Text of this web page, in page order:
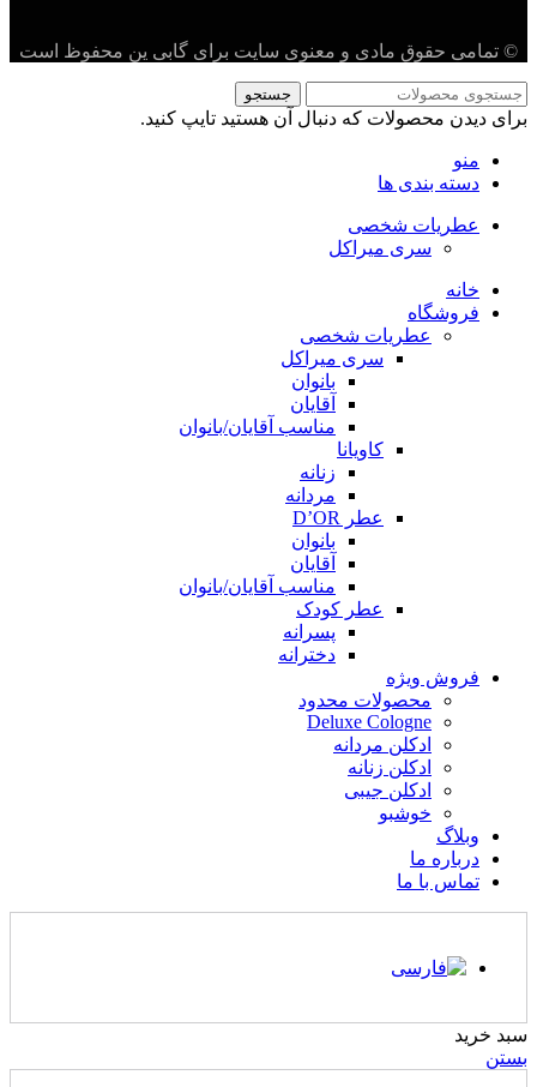
© تمامی حقوق مادی و معنوی سایت برای گابی ین محفوظ است
جستجو
برای دیدن محصولات که دنبال آن هستید تایپ کنید.
منو
دسته بندی ها
عطریات شخصی
سری میراکل
خانه
فروشگاه
عطریات شخصی
سری میراکل
بانوان
آقایان
مناسب آقایان/بانوان
کاویانا
زنانه
مردانه
عطر D’OR
بانوان
آقایان
مناسب آقایان/بانوان
عطر کودک
پسرانه
دخترانه
فروش ویژه
محصولات محدود
Deluxe Cologne
ادکلن مردانه
ادکلن زنانه
ادکلن جیبی
خوشبو
وبلاگ
درباره ما
تماس با ما
سبد خرید
بستن